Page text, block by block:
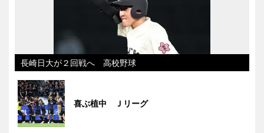
長崎日大が２回戦へ 高校野球
喜ぶ植中 Ｊリーグ